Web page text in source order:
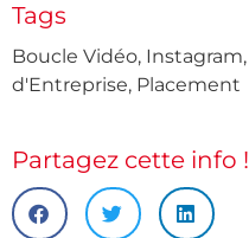
Tags
Boucle Vidéo, Instagram,
d'Entreprise, Placement
Partagez cette info !